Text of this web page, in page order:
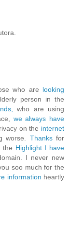
who are looking
person in the
who are using
we always have
on the internet
worse. Thanksfor
the Highlight I have
I never new
soo much for the
information heartly